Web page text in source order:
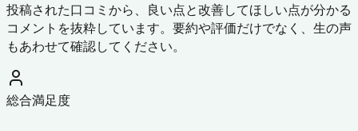
投稿された口コミから、良い点と改善してほしい点が分かる
コメントを抜粋しています。要約や評価だけでなく、生の声
もあわせて確認してください。
総合満足度